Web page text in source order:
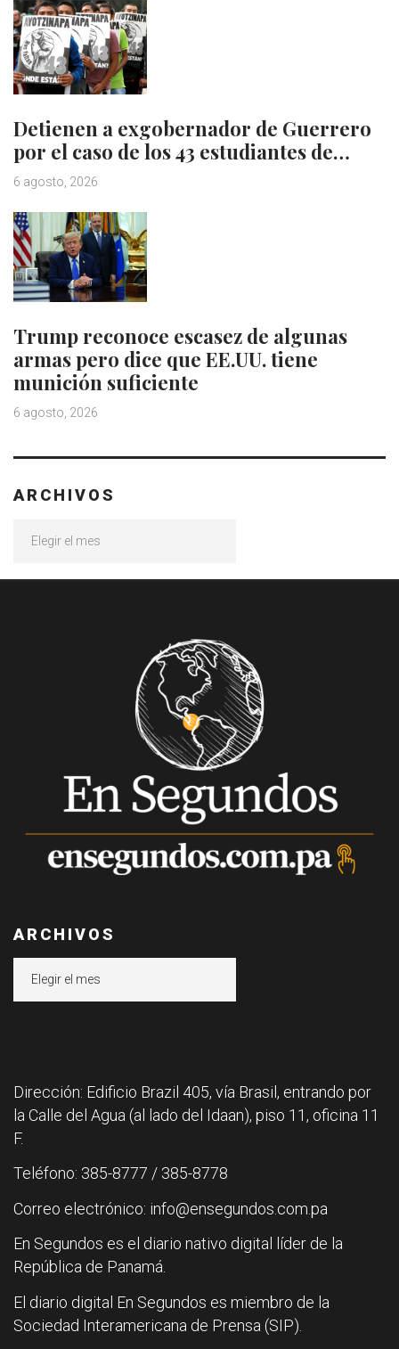
Detienen a exgobernador de Guerrero
por el caso de los 43 estudiantes de…
6 agosto, 2026
Trump reconoce escasez de algunas
armas pero dice que EE.UU. tiene
munición suficiente
6 agosto, 2026
ARCHIVOS
ARCHIVOS
Dirección: Edificio Brazil 405, vía Brasil, entrando por
la Calle del Agua (al lado del Idaan), piso 11, oficina 11
F.
Teléfono: 385-8777 / 385-8778
Correo electrónico: info@ensegundos.com.pa
En Segundos es el diario nativo digital líder de la
República de Panamá.
El diario digital En Segundos es miembro de la
Sociedad Interamericana de Prensa (SIP).